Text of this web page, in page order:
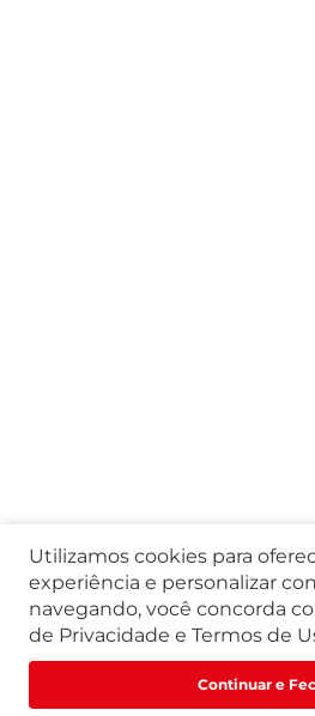
Utilizamos cookies para
experiência e personalizar
navegando, você concorda
de Privacidade e Termos de